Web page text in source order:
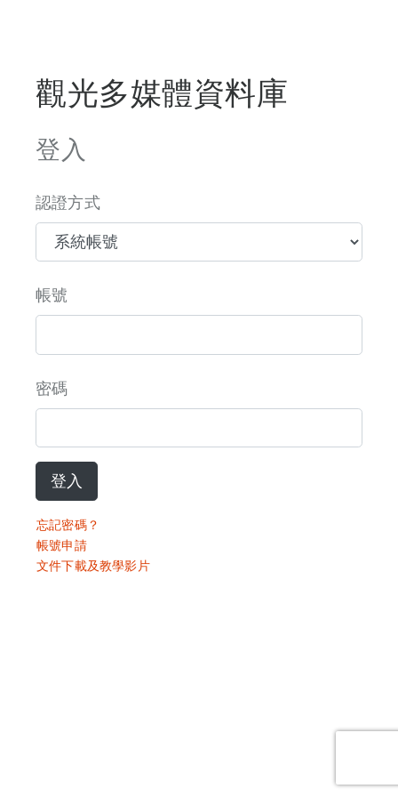
觀光多媒體資料庫
登入
認證方式
帳號
密碼
登入
忘記密碼？
帳號申請
文件下載及教學影片